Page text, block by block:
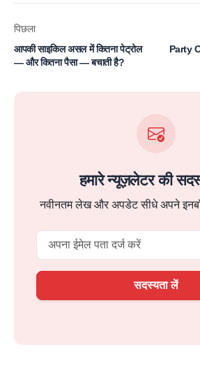
पिछला
आपकी साइकिल असल में कितना पेट्रोल
— और कितना पैसा — बचाती है?
Party
हमारे न्यूज़लेटर की
नवीनतम लेख और अपडेट सीधे अपने
सदस्यता लें